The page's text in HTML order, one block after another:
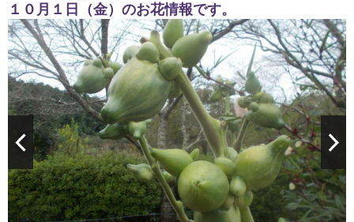
１０月１日（金）のお花情報です。